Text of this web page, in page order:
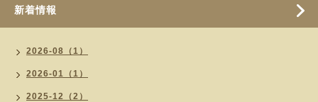
新着情報
2026-08（1）
2026-01（1）
2025-12（2）